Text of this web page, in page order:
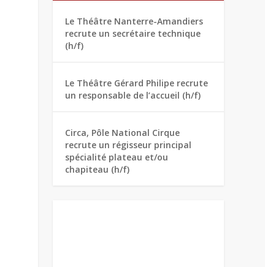
Le Théâtre Nanterre-Amandiers
recrute un secrétaire technique
(h/f)
Le Théâtre Gérard Philipe recrute
un responsable de l’accueil (h/f)
Circa, Pôle National Cirque
recrute un régisseur principal
spécialité plateau et/ou
chapiteau (h/f)